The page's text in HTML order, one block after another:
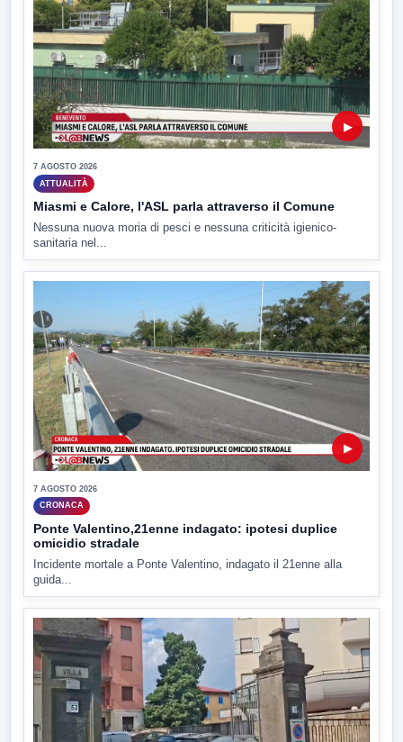
▶
7 AGOSTO 2026
ATTUALITÀ
Miasmi e Calore, l'ASL parla attraverso il Comune
Nessuna nuova moria di pesci e nessuna criticità igienico-
sanitaria nel...
▶
7 AGOSTO 2026
CRONACA
Ponte Valentino,21enne indagato: ipotesi duplice
omicidio stradale
Incidente mortale a Ponte Valentino, indagato il 21enne alla
guida...